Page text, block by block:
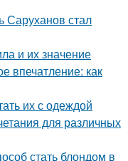
Саруханов стал
и их значение
впечатление: как
их с одеждой
для различных
стать блондом в